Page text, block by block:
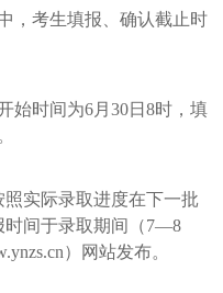
考生填报、确认截止时
时间为6月30日8时，填
实际录取进度在下一批
时间于录取期间（7—8
）网站发布。